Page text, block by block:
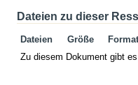
Dateien zu dieser
Dateien Größe
Format
Zu diesem Dokument gibt